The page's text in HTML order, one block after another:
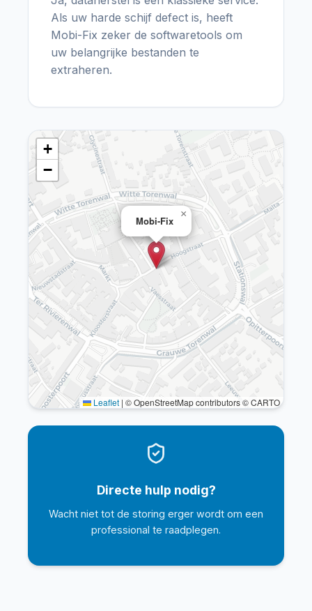
Als uw harde schijf defect is, heeft
Mobi-Fix zeker de softwaretools om
uw belangrijke bestanden te
extraheren.
Mobi-Fix
×
+
−
Leaflet | © OpenStreetMap contributors © CARTO
Directe hulp nodig?
Wacht niet tot de storing erger wordt om een
professional te raadplegen.